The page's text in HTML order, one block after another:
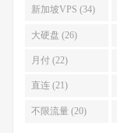
新加坡VPS (34)
大硬盘 (26)
月付 (22)
直连 (21)
不限流量 (20)